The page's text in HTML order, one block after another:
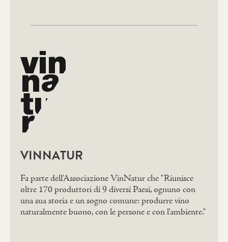
VINNATUR
Fa parte dell’Associazione VinNatur che "Riunisce
oltre 170 produttori di 9 diversi Paesi, ognuno con
una sua storia e un sogno comune: produrre vino
naturalmente buono, con le persone e con l’ambiente."